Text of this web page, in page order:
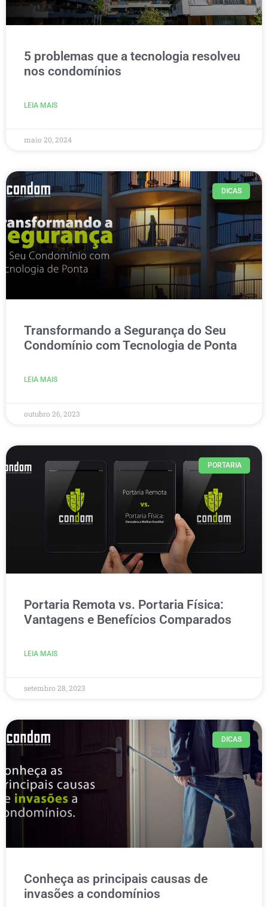
5 problemas que a tecnologia resolveu
nos condomínios
LEIA MAIS
maio 20, 2024
DICAS
Transformando a Segurança do Seu
Condomínio com Tecnologia de Ponta
LEIA MAIS
outubro 26, 2023
PORTARIA
Portaria Remota vs. Portaria Física:
Vantagens e Benefícios Comparados
LEIA MAIS
setembro 28, 2023
DICAS
Conheça as principais causas de
invasões a condomínios